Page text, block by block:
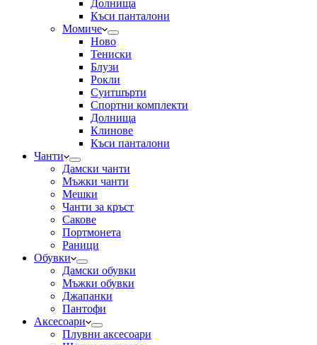
Долнища
Къси панталони
Момиче
Ново
Тениски
Блузи
Рокли
Суитшърти
Спортни комплекти
Долнища
Клинове
Къси панталони
Чанти
Дамски чанти
Мъжки чанти
Мешки
Чанти за кръст
Сакове
Портмонета
Раници
Обувки
Дамски обувки
Мъжки обувки
Джапанки
Пантофи
Аксесоари
Плувни аксесоари